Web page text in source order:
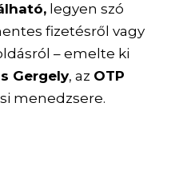
legyen szó
fizetésről vagy
– emelte ki
Gergely, az OTP
menedzsere.